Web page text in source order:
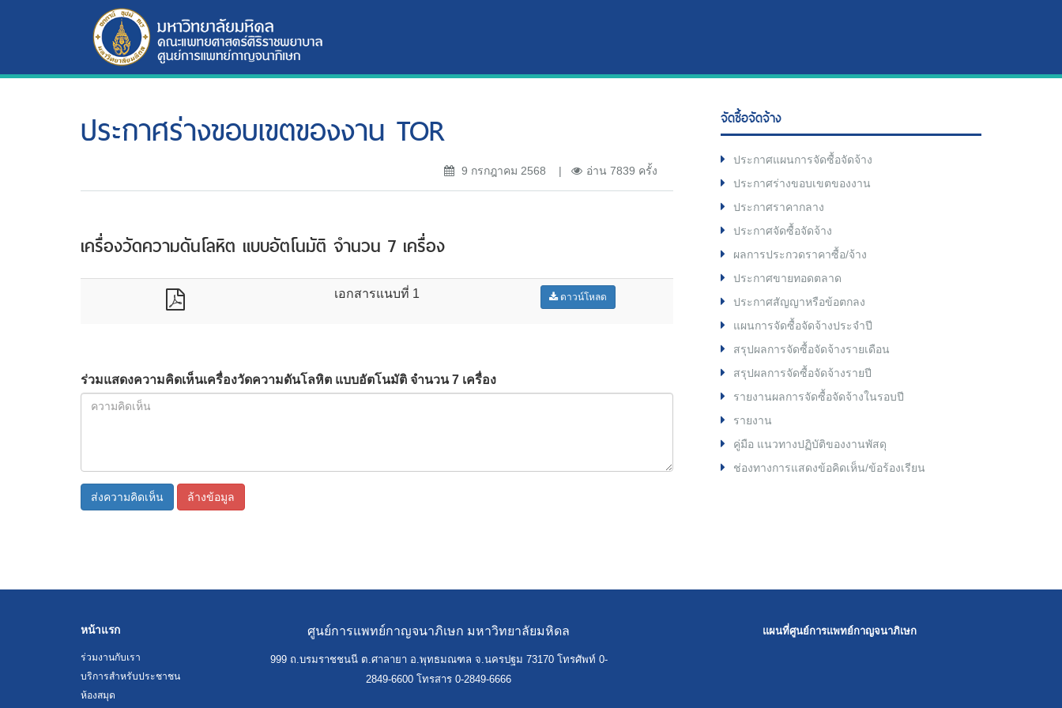
ประกาศร่างขอบเขตของงาน TOR
9 กรกฎาคม 2568 อ่าน 7839 ครั้ง
เครื่องวัดความดันโลหิต แบบอัตโนมัติ จำนวน 7 เครื่อง
เอกสารแนบที่ 1 ดาวน์โหลด
ร่วมแสดงความคิดเห็นเครื่องวัดความดันโลหิต แบบอัตโนมัติ จำนวน 7 เครื่อง
ส่งความคิดเห็น ล้างข้อมูล
จัดซื้อจัดจ้าง
ประกาศแผนการจัดซื้อจัดจ้าง
ประกาศร่างขอบเขตของงาน
ประกาศราคากลาง
ประกาศจัดซื้อจัดจ้าง
ผลการประกวดราคาซื้อ/จ้าง
ประกาศขายทอดตลาด
ประกาศสัญญาหรือข้อตกลง
แผนการจัดซื้อจัดจ้างประจำปี
สรุปผลการจัดซื้อจัดจ้างรายเดือน
สรุปผลการจัดซื้อจัดจ้างรายปี
รายงานผลการจัดซื้อจัดจ้างในรอบปี
รายงาน
คู่มือ แนวทางปฏิบัติของงานพัสดุ
ช่องทางการแสดงข้อคิดเห็น/ข้อร้องเรียน
หน้าแรก
ร่วมงานกับเรา
บริการสำหรับประชาชน
ห้องสมุด
ศูนย์การแพทย์กาญจนาภิเษก มหาวิทยาลัยมหิดล
999 ถ.บรมราชชนนี ต.ศาลายา อ.พุทธมณฑล จ.นครปฐม 73170 โทรศัพท์ 0-
2849-6600 โทรสาร 0-2849-6666
แผนที่ศูนย์การแพทย์กาญจนาภิเษก